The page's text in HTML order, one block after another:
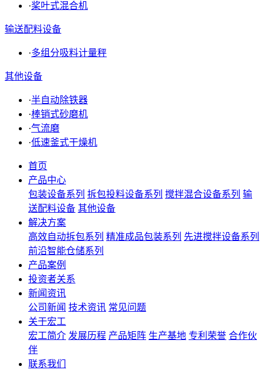
·桨叶式混合机
输送配料设备
·多组分吸料计量秤
其他设备
·半自动除铁器
·棒销式砂磨机
·气流磨
·低速釜式干燥机
首页
产品中心
包装设备系列 拆包投料设备系列 搅拌混合设备系列 输
送配料设备 其他设备
解决方案
高效自动拆包系列 精准成品包装系列 先进搅拌设备系列
前沿智能仓储系列
产品案例
投资者关系
新闻资讯
公司新闻 技术资讯 常见问题
关于宏工
宏工简介 发展历程 产品矩阵 生产基地 专利荣誉 合作伙
伴
联系我们